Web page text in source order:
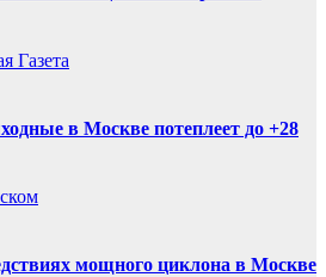
Газета
в Москве потеплеет до +28
мощного циклона в Москве